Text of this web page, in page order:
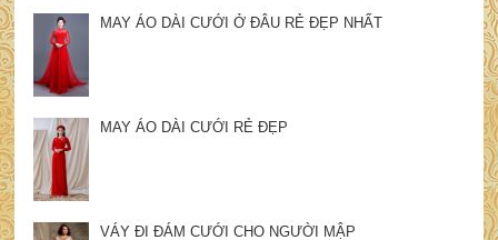
MAY ÁO DÀI CƯỚI Ở ĐÂU RẺ ĐẸP NHẤT
MAY ÁO DÀI CƯỚI RẺ ĐẸP
VÁY ĐI ĐÁM CƯỚI CHO NGƯỜI MẬP